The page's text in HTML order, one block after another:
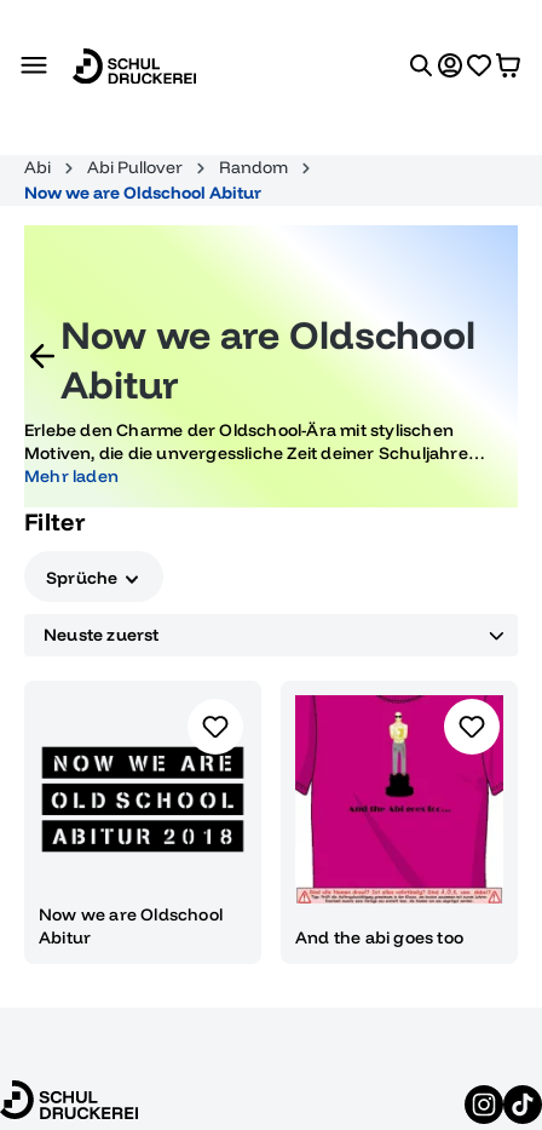
Abi Abi Pullover
Random
Now we are Oldschool Abitur
Now we are Oldschool
Abitur
Erlebe den Charme der Oldschool-Ära mit stylischen
Motiven, die die unvergessliche Zeit deiner Schuljahre
wieder aufleben lassen. Perfekt für alle, die den Vibe ihres
Designs suchen.
Mehr laden
Filter
Sprüche
Now we are Oldschool
Abitur
And the abi goes too